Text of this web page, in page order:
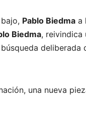
Pablo Biedma a
Biedma, reivindica
deliberada
una nueva